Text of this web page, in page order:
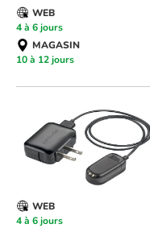
WEB
4 à 6 jours
MAGASIN
10 à 12 jours
WEB
4 à 6 jours